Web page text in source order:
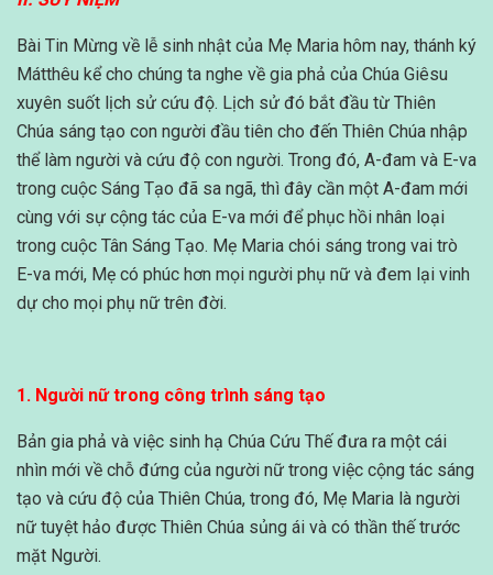
Bài Tin Mừng về lễ sinh nhật của Mẹ Maria hôm nay, thánh ký
Mátthêu kể cho chúng ta nghe về gia phả của Chúa Giêsu
xuyên suốt lịch sử cứu độ. Lịch sử đó bắt đầu từ Thiên
Chúa sáng tạo con người đầu tiên cho đến Thiên Chúa nhập
thể làm người và cứu độ con người. Trong đó, A-đam và E-va
trong cuộc Sáng Tạo đã sa ngã, thì đây cần một A-đam mới
cùng với sự cộng tác của E-va mới để phục hồi nhân loại
trong cuộc Tân Sáng Tạo. Mẹ Maria chói sáng trong vai trò
E-va mới, Mẹ có phúc hơn mọi người phụ nữ và đem lại vinh
dự cho mọi phụ nữ trên đời.
1. Người nữ trong công trình sáng tạo
Bản gia phả và việc sinh hạ Chúa Cứu Thế đưa ra một cái
nhìn mới về chỗ đứng của người nữ trong việc cộng tác sáng
tạo và cứu độ của Thiên Chúa, trong đó, Mẹ Maria là người
nữ tuyệt hảo được Thiên Chúa sủng ái và có thần thế trước
mặt Người.